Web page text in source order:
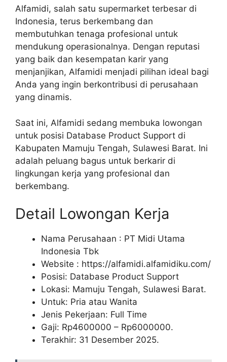
Alfamidi, salah satu supermarket terbesar di
Indonesia, terus berkembang dan
membutuhkan tenaga profesional untuk
mendukung operasionalnya. Dengan reputasi
yang baik dan kesempatan karir yang
menjanjikan, Alfamidi menjadi pilihan ideal bagi
Anda yang ingin berkontribusi di perusahaan
yang dinamis.
Saat ini, Alfamidi sedang membuka lowongan
untuk posisi Database Product Support di
Kabupaten Mamuju Tengah, Sulawesi Barat. Ini
adalah peluang bagus untuk berkarir di
lingkungan kerja yang profesional dan
berkembang.
Detail Lowongan Kerja
Nama Perusahaan : PT Midi Utama
Indonesia Tbk
Website : https://alfamidi.alfamidiku.com/
Posisi: Database Product Support
Lokasi: Mamuju Tengah, Sulawesi Barat.
Untuk: Pria atau Wanita
Jenis Pekerjaan: Full Time
Gaji: Rp4600000 – Rp6000000.
Terakhir: 31 Desember 2025.